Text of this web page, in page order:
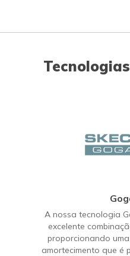
A nossa tecnologia
excelente
proporcionando
amortecimento que é